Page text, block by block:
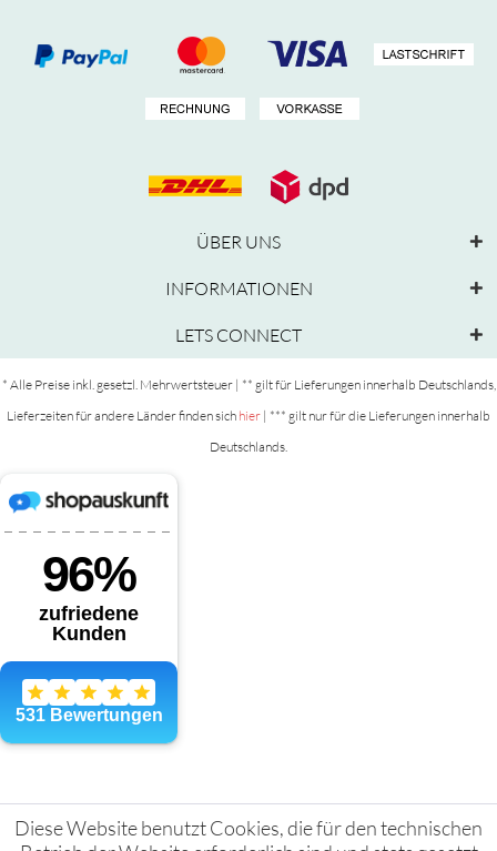
ÜBER UNS
INFORMATIONEN
LETS CONNECT
* Alle Preise inkl. gesetzl. Mehrwertsteuer | ** gilt für Lieferungen innerhalb Deutschlands,
Lieferzeiten für andere Länder finden sich hier | *** gilt nur für die Lieferungen innerhalb
Deutschlands.
Diese Website benutzt Cookies, die für den technischen